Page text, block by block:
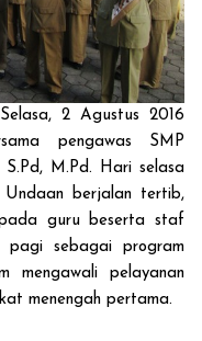
2 Agustus 2016
pengawas SMP
M.Pd. Hari selasa
berjalan tertib,
guru beserta staf
pagi sebagai program
mengawali pelayanan
menengah pertama.